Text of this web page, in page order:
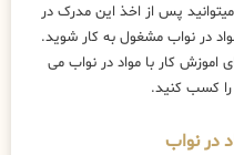
پس از اخذ این مدرک در
مواد در نواب مشغول به کار شوید.
اموزش کار با مواد در نواب می
را کسب کنید.
در نواب